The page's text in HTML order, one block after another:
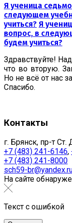
Я ученица
следующем
учиться? Я
вопрос, в
будем учиться?
Здравствуйте!
что во вторую.
Но не всё от нас
Спасибо.
Контакты
г. Брянск, пр-т
+7 (483) 241-6146,
+7 (483) 241-8000
sch59-
На сайте
Текст с ошибкой